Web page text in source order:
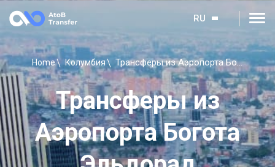
RU
Home Колумбия Трансферы из Аэропорта Богота Эльдорад
Трансферы из
Аэропорта Богота